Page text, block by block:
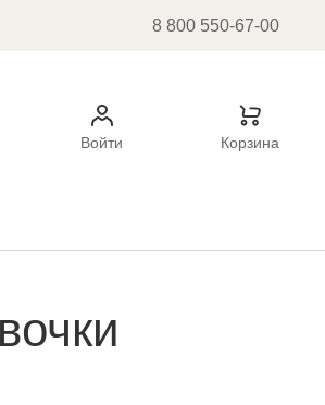
8 800 550-67-00
Войти Корзина